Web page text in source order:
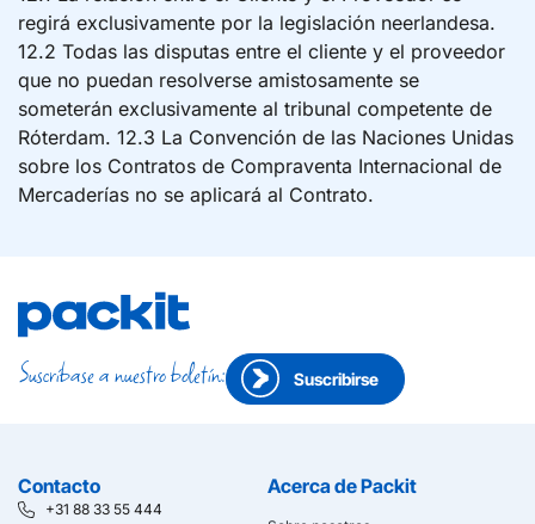
regirá exclusivamente por la legislación neerlandesa.
12.2 Todas las disputas entre el cliente y el proveedor
que no puedan resolverse amistosamente se
someterán exclusivamente al tribunal competente de
Róterdam. 12.3 La Convención de las Naciones Unidas
sobre los Contratos de Compraventa Internacional de
Mercaderías no se aplicará al Contrato.
Suscríbase a nuestro boletín: Suscribirse
Contacto
+31 88 33 55 444
Acerca de Packit